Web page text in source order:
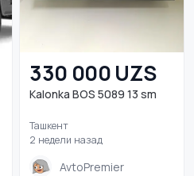
330 000 UZS
Kalonka BOS 5089 13 sm
Ташкент
2 недели назад
AvtoPremier